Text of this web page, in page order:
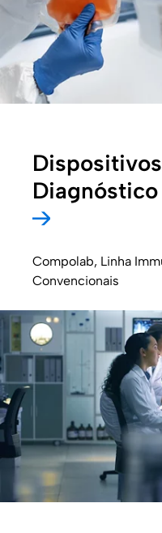
Compolab, Linha
Convencionais